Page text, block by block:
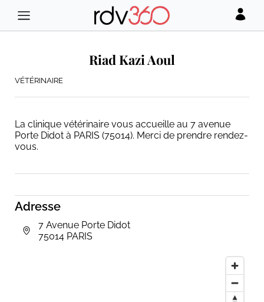
Adresse
7 Avenue Porte Didot
75014 PARIS
Riad Kazi Aoul
VÉTÉRINAIRE
La clinique vétérinaire vous accueille au 7 avenue
Porte Didot à PARIS (75014). Merci de prendre rendez-
vous.